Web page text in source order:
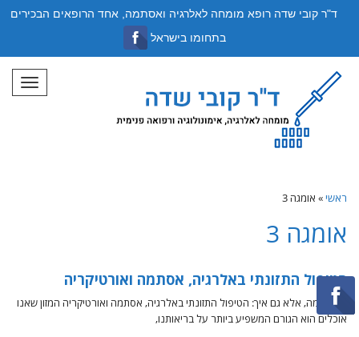
תפריט
ראשי» אומגה 3
אומגה 3
הטיפול התזונתי באלרגיה, אסתמה ואורטיקריה
לא רק מה, אלא גם איך: הטיפול התזונתי באלרגיה, אסתמה ואורטיקריה המזון שאנו
אוכלים הוא הגורם המשפיע ביותר על בריאותנו,
ד"ר קובי שדה רופא מומחה לאלרגיה ואסתמה, אחד הרופאים הבכירים
בתחומו בישראל